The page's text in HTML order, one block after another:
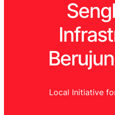
Local Initiative